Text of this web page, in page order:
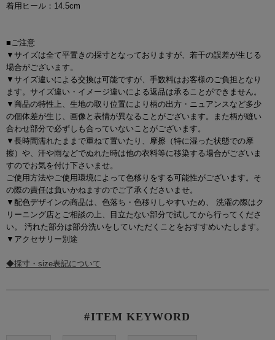
着用ヒール：14.5cm
■ご注意
▼サイズは全て平置きの採寸となっておりますが、若干の誤差が生じる
場合がございます。
▼サイズ違いによる交換は可能ですが、手数料はお客様のご負担となり
ます。サイズ違い・イメージ違いによる返品は承ることができません。
▼商品の特性上、生地の取り位置により柄の出方・ニュアンスなど多少
の個体差が生じ、画像と表情が異なることがございます。また柄が縫い
合わせ部分で必ずしも合っていないことがございます。
▼長時間濡れたままで重ねて置いたり、摩擦（特に湿った状態での摩
擦）や、汗や雨などでぬれた時は他の衣料等に移染する場合がございま
すのでお気を付け下さいませ。
ご使用方法やご使用環境によって色移りをする可能性がございます。そ
の際の責任は負いかねますのでご了承くださいませ。
▼配色デザインの商品は、色落ち・色移りしやすいため、 洗濯の際はク
リーニング店とご相談の上、目立たない部分で試してから行ってくださ
い。 汚れた部分は部分洗いをしていただくことをおすすめいたします。
▼アクセサリー別途
◆採寸・size表記について
#ITEM KEYWORD